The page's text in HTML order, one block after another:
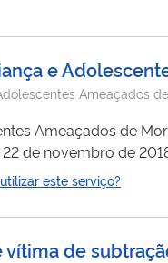
e
Ameaçados
de Morte (PPCAAM),
como seus
este serviço?
de